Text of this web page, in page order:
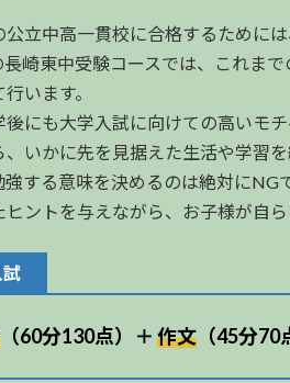
公立中高一貫校に合格するために
長崎東中受験コースでは、これま
います。
後にも大学入試に向けての高いモ
、いかに先を見据えた生活や学習
強する意味を決めるのは絶対に
ントを与えながら、お子様が自
（60分130点）＋ 作文 （45分70